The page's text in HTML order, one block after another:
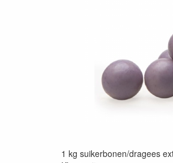
1 kg suikerbonen/dragees